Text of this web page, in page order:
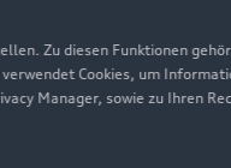
Zu diesen Funktionen
Cookies, um
Manager, sowie zu Ihren